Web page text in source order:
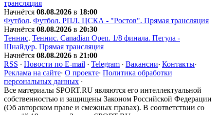
трансляция
Начнётся 08.08.2026 в 18:00
Футбол. Футбол. РПЛ. ЦСКА - "Ростов". Прямая трансляция
Начнётся 08.08.2026 в 20:30
Теннис. Теннис. Canadian Open. 1/8 финала. Пегула -
Шнайдер. Прямая трансляция
Начнётся 08.08.2026 в 21:00
RSS · Новости по E-mail · Telegram · Вакансии· Контакты·
Реклама на сайте· О проекте· Политика обработки
персональных данных ·
Все материалы SPORT.RU являются его интеллектуальной
собственностью и защищены Законом Российской Федерации
(Об авторском праве и смежных правах). В соответствии со